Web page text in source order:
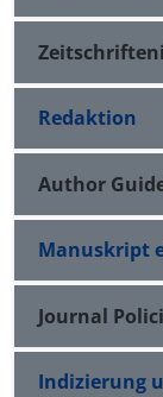
Redaktion
Author
Manuskript
Journal
Indizierung